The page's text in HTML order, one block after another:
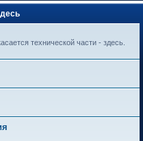
технической части - здесь.